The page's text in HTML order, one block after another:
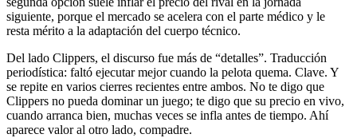
siguiente, porque el mercado se acelera con el parte médico y le
resta mérito a la adaptación del cuerpo técnico.
Del lado Clippers, el discurso fue más de “detalles”. Traducción
periodística: faltó ejecutar mejor cuando la pelota quema. Clave. Y
se repite en varios cierres recientes entre ambos. No te digo que
Clippers no pueda dominar un juego; te digo que su precio en vivo,
cuando arranca bien, muchas veces se infla antes de tiempo. Ahí
aparece valor al otro lado, compadre.